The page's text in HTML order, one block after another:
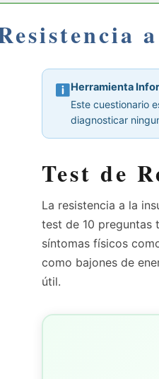
Herramienta
Este cuestionario
diagnosticar
Test de
La resistencia a la
test de 10 preguntas
síntomas físicos
como bajones de
útil.